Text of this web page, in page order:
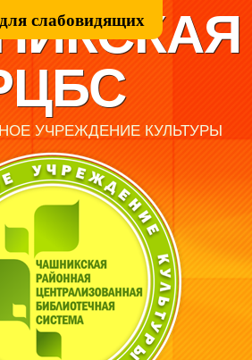
слабовидящих
УЧРЕЖДЕНИЕ КУЛЬТУРЫ